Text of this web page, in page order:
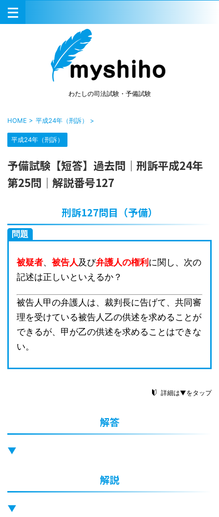
わたしの司法試験・予備試験
HOME > 平成24年（刑訴） >
平成24年（刑訴）
予備試験【短答】過去問｜刑訴平成24年
第25問｜解説番号127
刑訴127問目（予備）
問題
被疑者、被告人及び弁護人の権利 に関し、次の
記述は正しいといえるか？
被告人甲の弁護人は、裁判長に告げて、共同審
理を受けている被告人乙の供述を求めることが
できるが、甲が乙の供述を求めることはできな
い。
詳細は▼をタップ
解答
▼
解説
▼